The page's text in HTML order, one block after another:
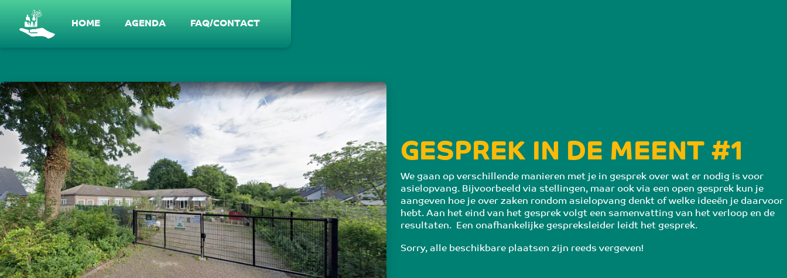
HOME AGENDA FAQ/CONTACT
Gesprek in De Meent #1 - Wat is er nodig
GESPREK IN DE MEENT #1
We gaan op verschillende manieren met je in gesprek over wat er nodig is voor
asielopvang. Bijvoorbeeld via stellingen, maar ook via een open gesprek kun je
aangeven hoe je over zaken rondom asielopvang denkt of welke ideeën je daarvoor
hebt. Aan het eind van het gesprek volgt een samenvatting van het verloop en de
resultaten.  Een onafhankelijke gespreksleider leidt het gesprek.
Sorry, alle beschikbare plaatsen zijn reeds vergeven!